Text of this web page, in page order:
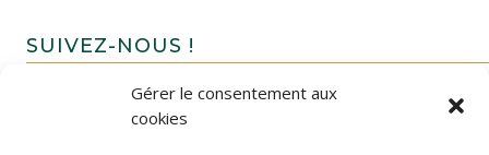
Gérer le consentement aux
cookies
SUIVEZ-NOUS !